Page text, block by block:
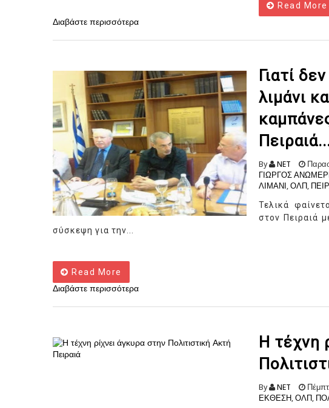
Read More
Διαβάστε περισσότερα
Γιατί
λιμάνι
By NET
ΓΙΩΡΓΟΣ
ΛΙΜΑΝΙ , ΟΛΠ,
Τελικά
στον Πειραιά
σύσκεψη για την...
Read More
Διαβάστε περισσότερα
Η τέχνη
By NET
ΕΚΘΕΣΗ, ΟΛΠ,